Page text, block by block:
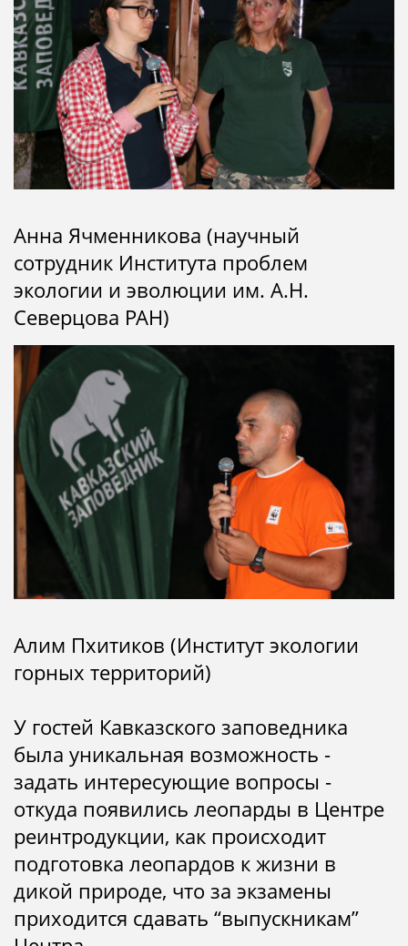
Анна Ячменникова (научный
сотрудник Института проблем
экологии и эволюции им. А.Н.
Северцова РАН)
Алим Пхитиков (Институт экологии
горных территорий)
У гостей Кавказского заповедника
была уникальная возможность -
задать интересующие вопросы -
откуда появились леопарды в Центре
реинтродукции, как происходит
подготовка леопардов к жизни в
дикой природе, что за экзамены
приходится сдавать “выпускникам”